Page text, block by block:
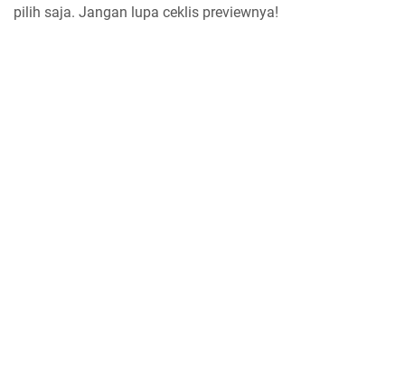
pilih saja. Jangan lupa ceklis previewnya!